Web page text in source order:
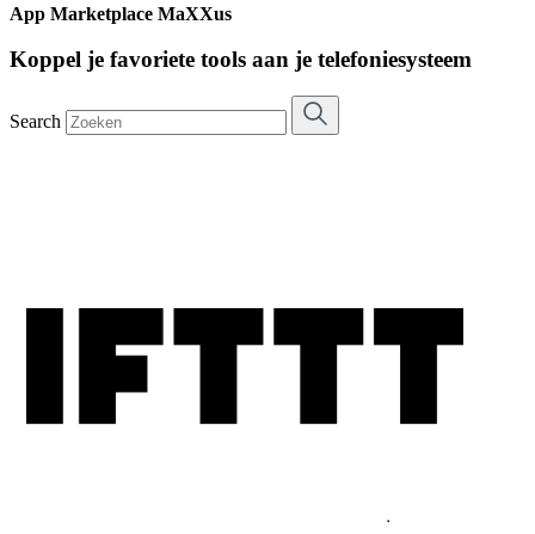
App Marketplace MaXXus
Koppel je favoriete tools aan je telefoniesysteem
Search